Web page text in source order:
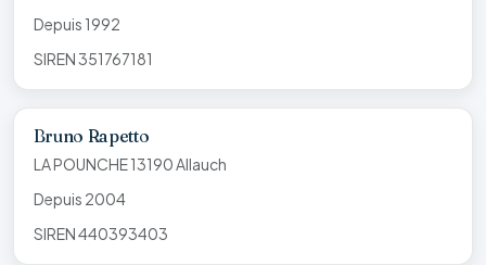
Depuis 1992
SIREN 351767181
Bruno Rapetto
LA POUNCHE 13190 Allauch
Depuis 2004
SIREN 440393403